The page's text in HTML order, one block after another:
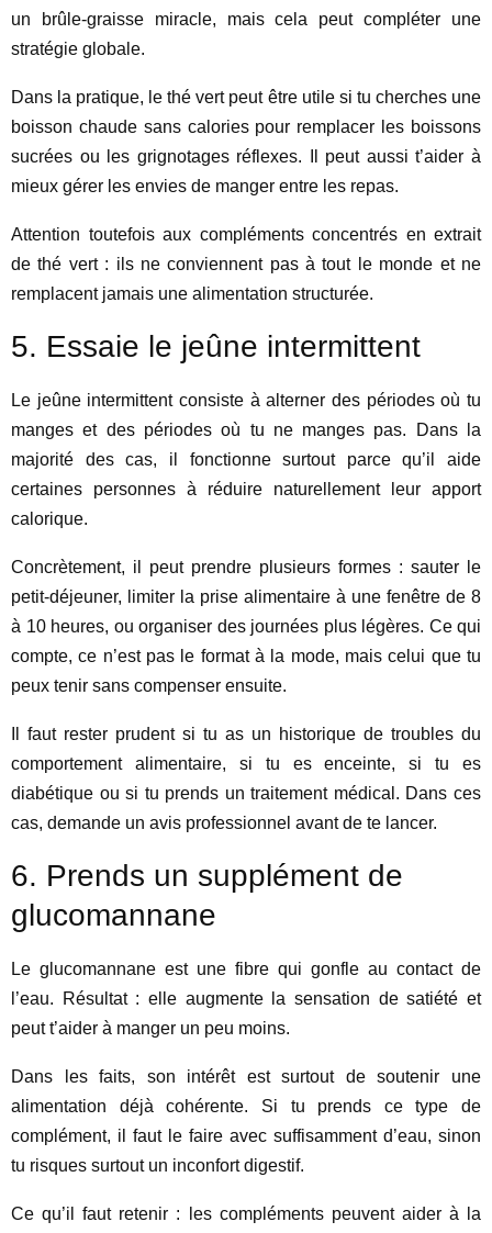
un brûle-graisse miracle, mais cela peut compléter une
stratégie globale.
Dans la pratique, le thé vert peut être utile si tu cherches une
boisson chaude sans calories pour remplacer les boissons
sucrées ou les grignotages réflexes. Il peut aussi t’aider à
mieux gérer les envies de manger entre les repas.
Attention toutefois aux compléments concentrés en extrait
de thé vert : ils ne conviennent pas à tout le monde et ne
remplacent jamais une alimentation structurée.
5. Essaie le jeûne intermittent
Le jeûne intermittent consiste à alterner des périodes où tu
manges et des périodes où tu ne manges pas. Dans la
majorité des cas, il fonctionne surtout parce qu’il aide
certaines personnes à réduire naturellement leur apport
calorique.
Concrètement, il peut prendre plusieurs formes : sauter le
petit-déjeuner, limiter la prise alimentaire à une fenêtre de 8
à 10 heures, ou organiser des journées plus légères. Ce qui
compte, ce n’est pas le format à la mode, mais celui que tu
peux tenir sans compenser ensuite.
Il faut rester prudent si tu as un historique de troubles du
comportement alimentaire, si tu es enceinte, si tu es
diabétique ou si tu prends un traitement médical. Dans ces
cas, demande un avis professionnel avant de te lancer.
6. Prends un supplément de
glucomannane
Le glucomannane est une fibre qui gonfle au contact de
l’eau. Résultat : elle augmente la sensation de satiété et
peut t’aider à manger un peu moins.
Dans les faits, son intérêt est surtout de soutenir une
alimentation déjà cohérente. Si tu prends ce type de
complément, il faut le faire avec suffisamment d’eau, sinon
tu risques surtout un inconfort digestif.
Ce qu’il faut retenir : les compléments peuvent aider à la